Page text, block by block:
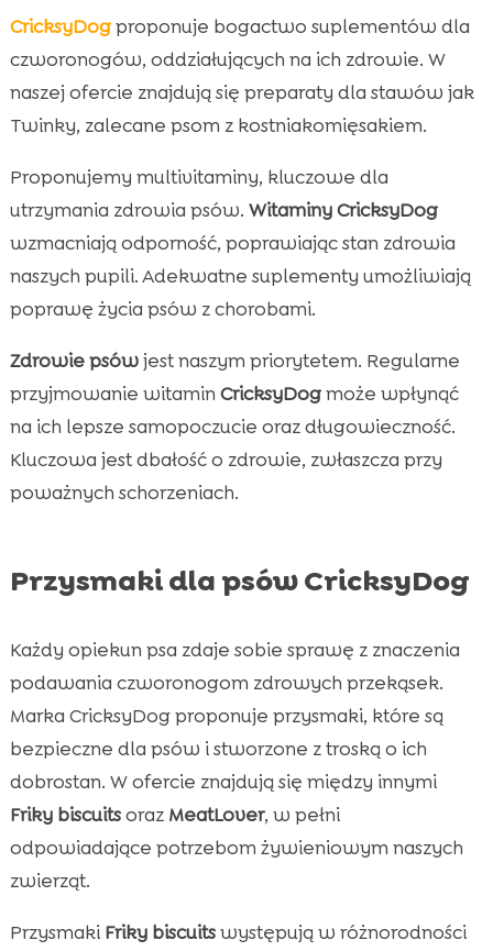
CricksyDogproponuje bogactwo suplementów dla
czworonogów, oddziałujących na ich zdrowie. W
naszej ofercie znajdują się preparaty dla stawów jak
Twinky, zalecane psom z kostniakomięsakiem.
Proponujemy multivitaminy, kluczowe dla
utrzymania zdrowia psów. Witaminy CricksyDog
wzmacniają odporność, poprawiając stan zdrowia
naszych pupili. Adekwatne suplementy umożliwiają
poprawę życia psów z chorobami.
Zdrowie psówjest naszym priorytetem. Regularne
przyjmowanie witamin CricksyDogmoże wpłynąć
na ich lepsze samopoczucie oraz długowieczność.
Kluczowa jest dbałość o zdrowie, zwłaszcza przy
poważnych schorzeniach.
Przysmaki dla psów CricksyDog
Każdy opiekun psa zdaje sobie sprawę z znaczenia
podawania czworonogom zdrowych przekąsek.
Marka CricksyDog proponuje przysmaki, które są
bezpieczne dla psów i stworzone z troską o ich
dobrostan. W ofercie znajdują się między innymi
Friky biscuitsoraz MeatLover, w pełni
odpowiadające potrzebom żywieniowym naszych
zwierząt.
Przysmaki Friky biscuitswystępują w różnorodności